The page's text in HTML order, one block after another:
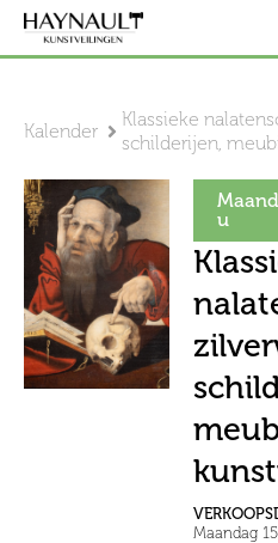
Kalender
Klassieke
schilderijen,
u
Maandag